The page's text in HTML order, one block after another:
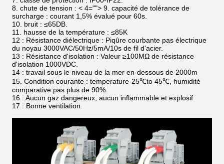
8. chute de tension : < 4=""> 9. capacité de tolérance de
surcharge : courant 1,5% évalué pour 60s.
10. bruit : ≤65DB.
11. hausse de la température : ≤85K
12 : Résistance diélectrique : Piqûre courbante pas électrique
du noyau 3000VAC/50Hz/5mA/10s de fil d'acier.
13 : Résistance d'isolation : Valeur ≥100MΩ de résistance
d'isolation 1000VDC.
14 : travail sous le niveau de la mer en-dessous de 2000m
15. Condition courante : temperature-25℃to 45℃, humidité
comparative pas plus de 90%.
16 : Aucun gaz dangereux, aucun inflammable et explosif
17 : Bonne ventilation.